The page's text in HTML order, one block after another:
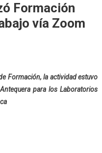
Formación
vía Zoom
Formación, la actividad estuvo
para los Laboratorios